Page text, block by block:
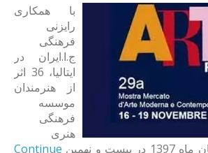
با همکاری
رایزنی
فرهنگی
ج.ا.ایران در
ایتالیا، 36 اثر
از هنرمندان
موسسه
فرهنگی
هنری
Continue